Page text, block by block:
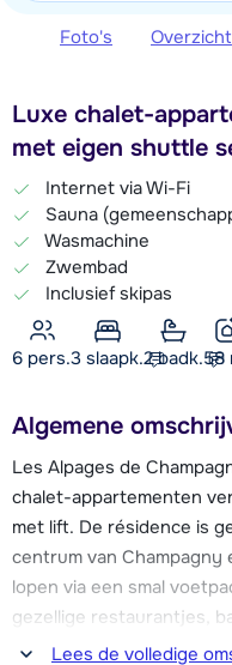
Foto's Overzicht
Luxe chalet-
met eigen shuttle
Internet via Wi-Fi
Sauna
Wasmachine
Zwembad
Inclusief skipas
6 pers.3 slaapk.2 badk.58
Algemene
Les Alpages de
chalet-appartementen
met lift. De résidence is
centrum van Champagny
lopen via een smal
gezellige restaurantjes,
skischool zijn op
Lees de volledige